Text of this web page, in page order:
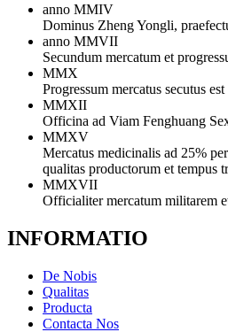
anno MMIV
Dominus Zheng Yongli,
anno MMVII
Secundum mercatum et
MMX
Progressum mercatus secutus
MMXII
Officina ad Viam Fenghuang
MMXV
Mercatus medicinalis ad 25%
qualitas productorum et tempus
MMXVII
Officialiter mercatum militarem
INFORMATIO
De Nobis
Qualitas
Producta
Contacta Nos